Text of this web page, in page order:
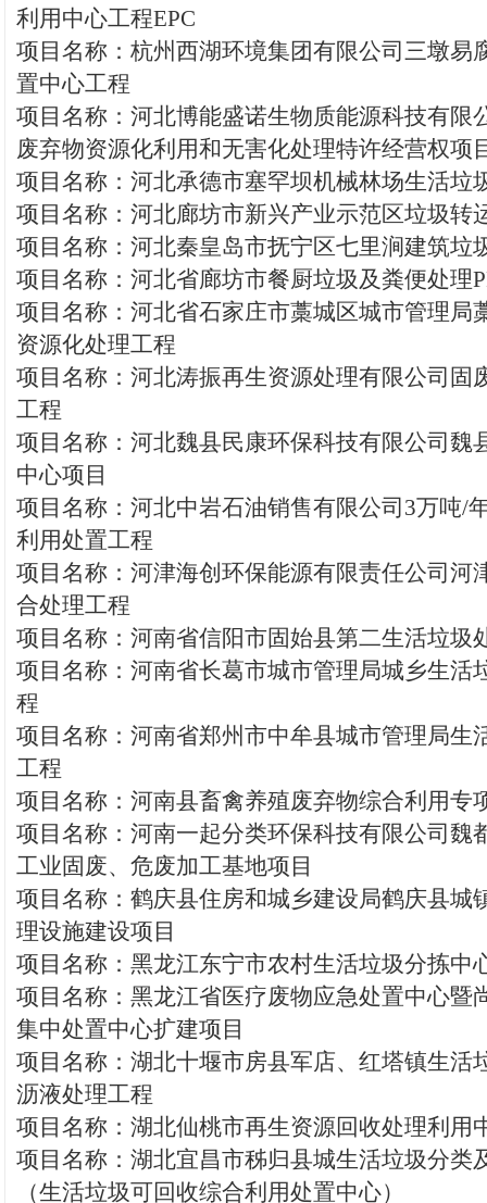
利用中心工程EPC
项目名称：杭州西湖环境集团有限公司三墩易
置中心工程
项目名称：河北博能盛诺生物质能源科技有限
废弃物资源化利用和无害化处理特许经营权项
项目名称：河北承德市塞罕坝机械林场生活垃
项目名称：河北廊坊市新兴产业示范区垃圾转
项目名称：河北秦皇岛市抚宁区七里涧建筑垃
项目名称：河北省廊坊市餐厨垃圾及粪便处理
项目名称：河北省石家庄市藁城区城市管理局
资源化处理工程
项目名称：河北涛振再生资源处理有限公司固
工程
项目名称：河北魏县民康环保科技有限公司魏
中心项目
项目名称：河北中岩石油销售有限公司3万吨/
利用处置工程
项目名称：河津海创环保能源有限责任公司河
合处理工程
项目名称：河南省信阳市固始县第二生活垃圾
项目名称：河南省长葛市城市管理局城乡生活
程
项目名称：河南省郑州市中牟县城市管理局生
工程
项目名称：河南县畜禽养殖废弃物综合利用专
项目名称：河南一起分类环保科技有限公司魏
工业固废、危废加工基地项目
项目名称：鹤庆县住房和城乡建设局鹤庆县城
理设施建设项目
项目名称：黑龙江东宁市农村生活垃圾分拣中
项目名称：黑龙江省医疗废物应急处置中心暨
集中处置中心扩建项目
项目名称：湖北十堰市房县军店、红塔镇生活
沥液处理工程
项目名称：湖北仙桃市再生资源回收处理利用
项目名称：湖北宜昌市秭归县城生活垃圾分类
（生活垃圾可回收综合利用处置中心）